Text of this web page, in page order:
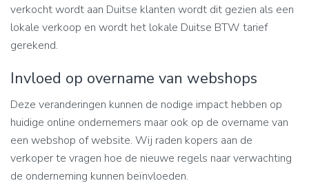
verkocht wordt aan Duitse klanten wordt dit gezien als een
lokale verkoop en wordt het lokale Duitse BTW tarief
gerekend.
Invloed op overname van webshops
Deze veranderingen kunnen de nodige impact hebben op
huidige online ondernemers maar ook op de overname van
een webshop of website. Wij raden kopers aan de
verkoper te vragen hoe de nieuwe regels naar verwachting
de onderneming kunnen beïnvloeden.